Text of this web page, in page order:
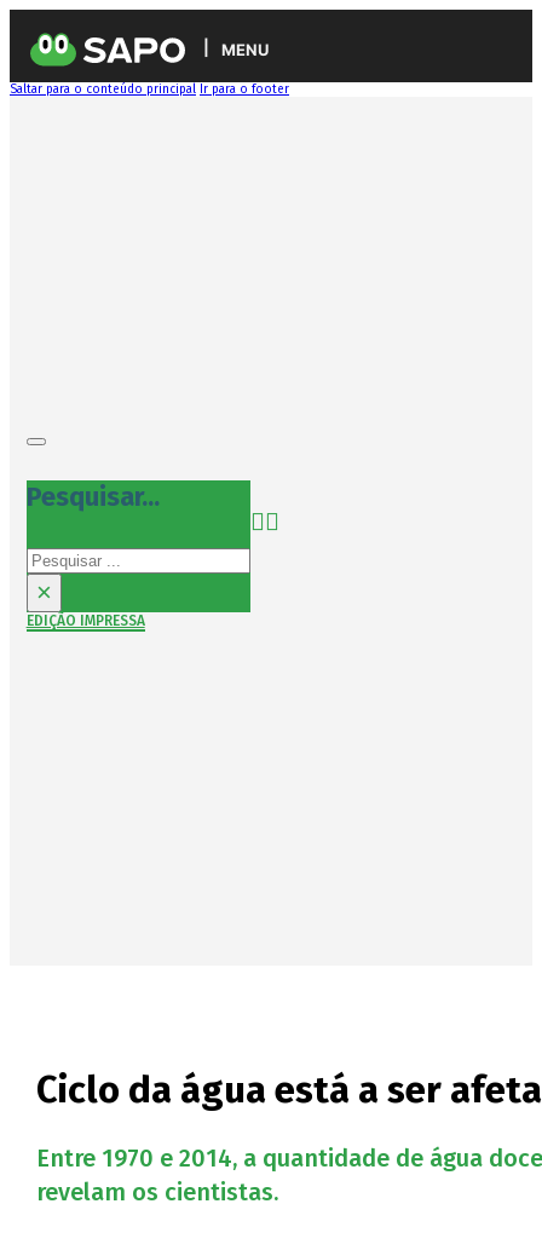
MENU
Saltar para o conteúdo principal Ir para o footer
Pesquisar...
Pesquisar
×
EDIÇÃO IMPRESSA
Ciclo da água está a ser
Entre 1970 e 2014, a quantidade de água
revelam os cientistas.